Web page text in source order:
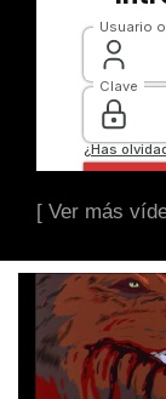
[ Ver más